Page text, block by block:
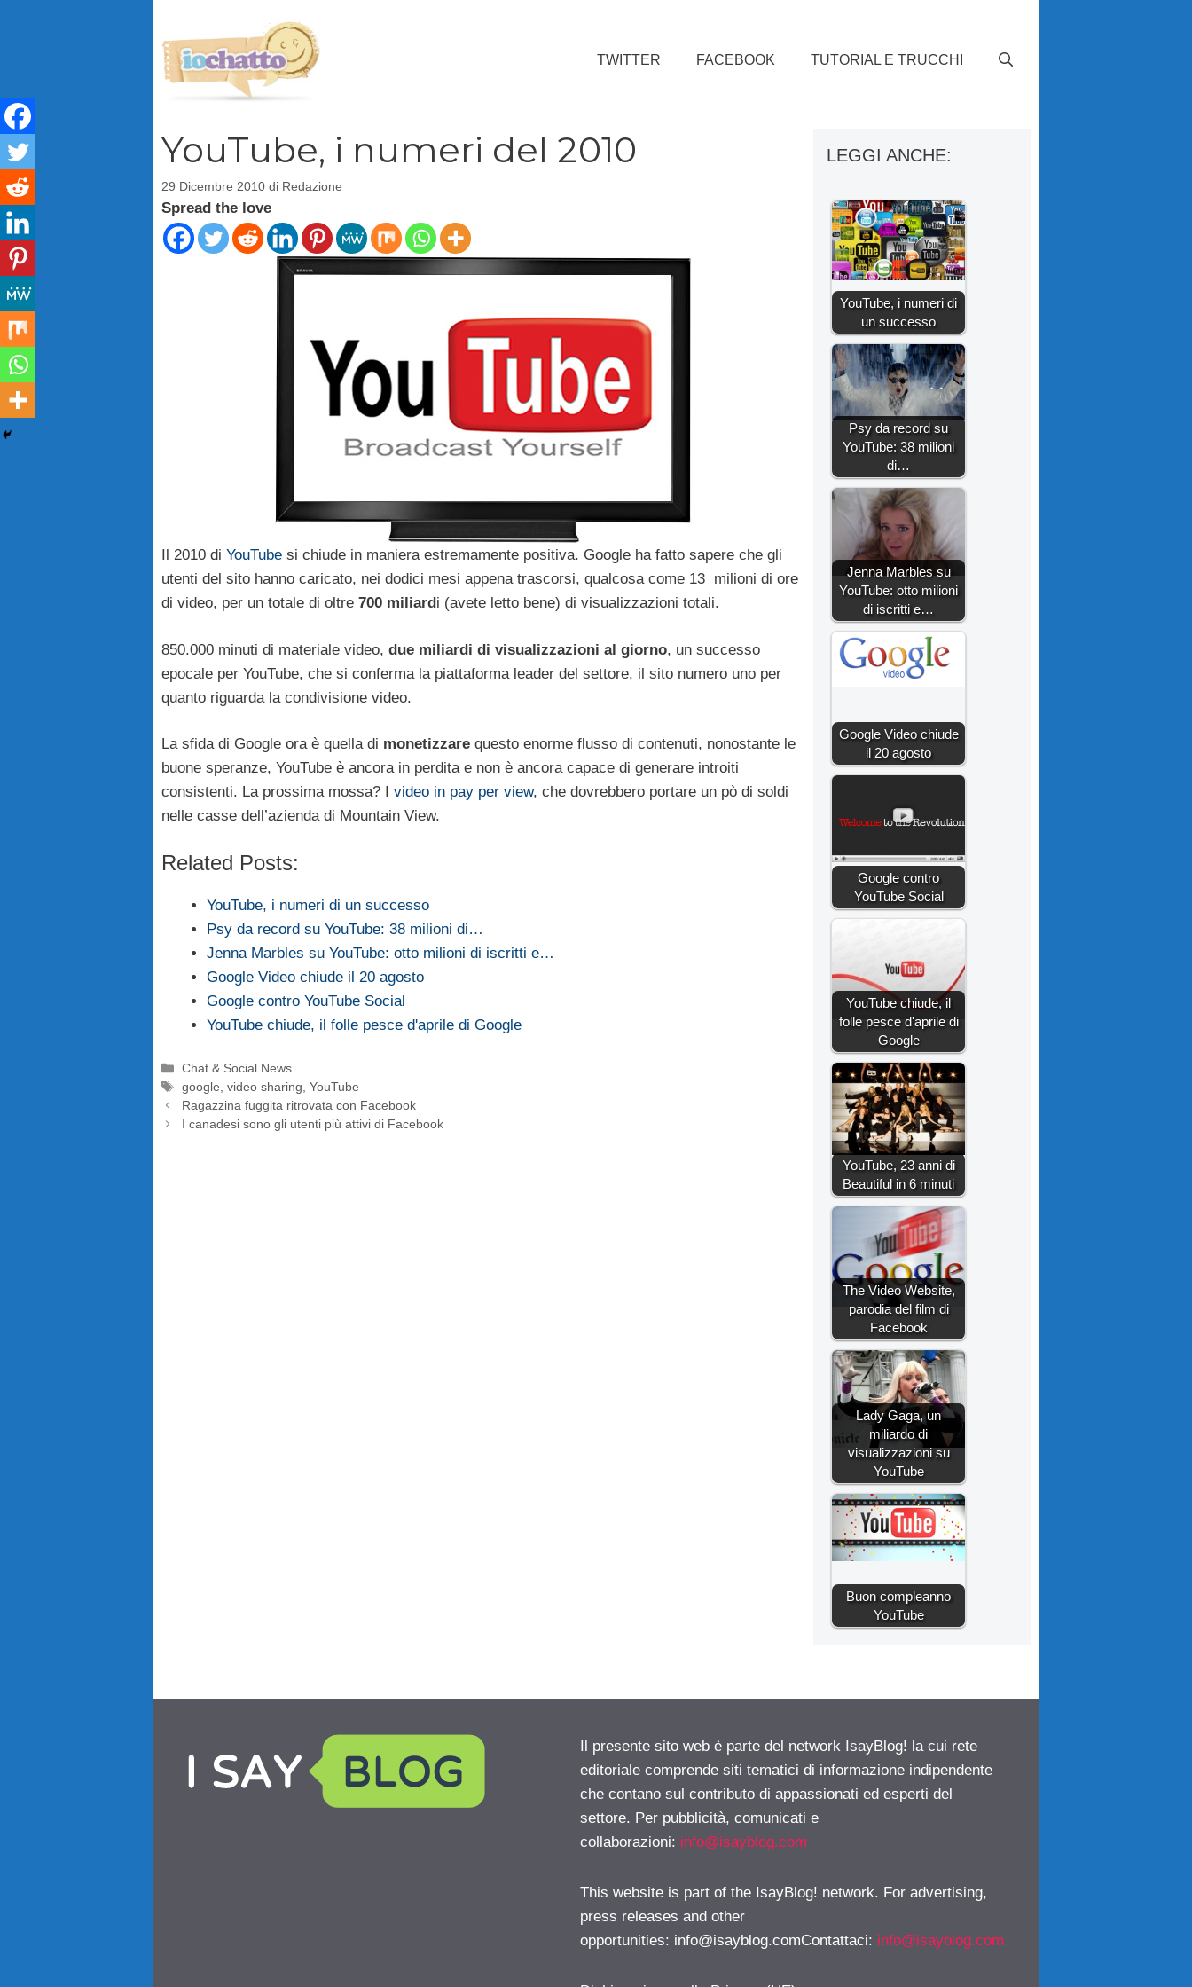
TWITTER FACEBOOK TUTORIAL E TRUCCHI
YouTube, i numeri del 2010
29 Dicembre 2010 di Redazione
Spread the love
Il 2010 di YouTube si chiude in maniera estremamente positiva. Google ha fatto sapere che gli
utenti del sito hanno caricato, nei dodici mesi appena trascorsi, qualcosa come 13 milioni di ore
di video, per un totale di oltre 700 miliard i (avete letto bene) di visualizzazioni totali.
850.000 minuti di materiale video, due miliardi di visualizzazioni al giorno, un successo
epocale per YouTube, che si conferma la piattaforma leader del settore, il sito numero uno per
quanto riguarda la condivisione video.
La sfida di Google ora è quella di monetizzare questo enorme flusso di contenuti, nonostante le
buone speranze, YouTube è ancora in perdita e non è ancora capace di generare introiti
consistenti. La prossima mossa? I video in pay per view, che dovrebbero portare un pò di soldi
nelle casse dell’azienda di Mountain View.
Related Posts:
YouTube, i numeri di un successo
Psy da record su YouTube: 38 milioni di…
Jenna Marbles su YouTube: otto milioni di iscritti e…
Google Video chiude il 20 agosto
Google contro YouTube Social
YouTube chiude, il folle pesce d'aprile di Google
Categorie
Chat & Social News
Tag
google,video sharing,YouTube
Ragazzina fuggita ritrovata con Facebook
I canadesi sono gli utenti più attivi di Facebook
LEGGI ANCHE:
YouTube, i numeri di
un successo
Psy da record su
YouTube: 38 milioni
di…
Jenna Marbles su
YouTube: otto milioni
di iscritti e…
Google Video chiude
il 20 agosto
Google contro
YouTube Social
YouTube chiude, il
folle pesce d'aprile di
Google
YouTube, 23 anni di
Beautiful in 6 minuti
The Video Website,
parodia del film di
Facebook
Lady Gaga, un
miliardo di
visualizzazioni su
YouTube
Buon compleanno
YouTube
Il presente sito web è parte del network IsayBlog! la cui rete
editoriale comprende siti tematici di informazione indipendente
che contano sul contributo di appassionati ed esperti del
settore. Per pubblicità, comunicati e
collaborazioni: info@isayblog.com
This website is part of the IsayBlog! network. For advertising,
press releases and other
opportunities: info@isayblog.comContattaci: info@isayblog.com